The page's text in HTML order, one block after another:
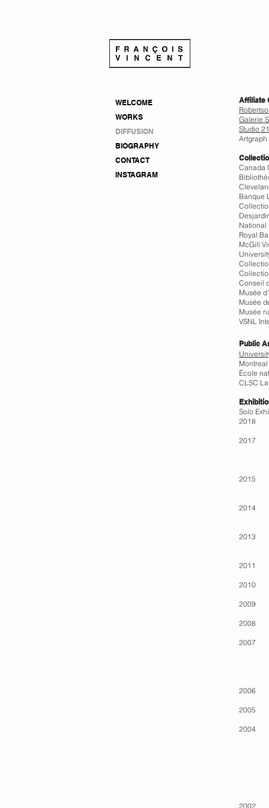
WELCOME
WORKS
DIFFUSION
BIOGRAPHY
CONTACT
INSTAGRAM
Affiliate
Galerie
Studio
Artgraph
Canada
Banque
National
Royal
McGill
Conseil
Musée
Musée
Musée
VSNL
Public
École
CLSC
Solo
2018
2017
2015
2014
2013
2011
2010
2009
2008
2007
2006
2005
2004
2002